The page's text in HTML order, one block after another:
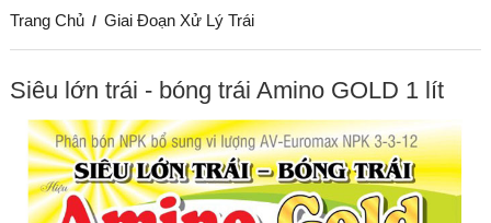
Trang Chủ / Giai Đoạn Xử Lý Trái
Siêu lớn trái - bóng trái Amino GOLD 1 lít